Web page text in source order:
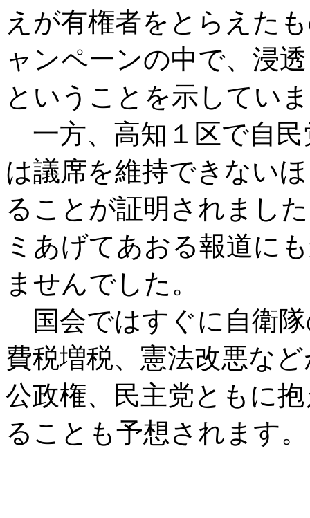
えが有権者をとらえた
ャンペーンの中で、浸
ということを示してい
一方、高知１区で自民
は議席を維持できない
ることが証明されまし
ミあげてあおる報道に
ませんでした。
国会ではすぐに自衛
費税増税、憲法改悪な
公政権、民主党ともに
ることも予想されます。